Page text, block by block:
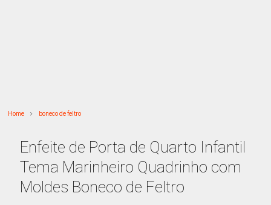
Home boneco de feltro
Enfeite de Porta de Quarto Infantil
Tema Marinheiro Quadrinho com
Moldes Boneco de Feltro